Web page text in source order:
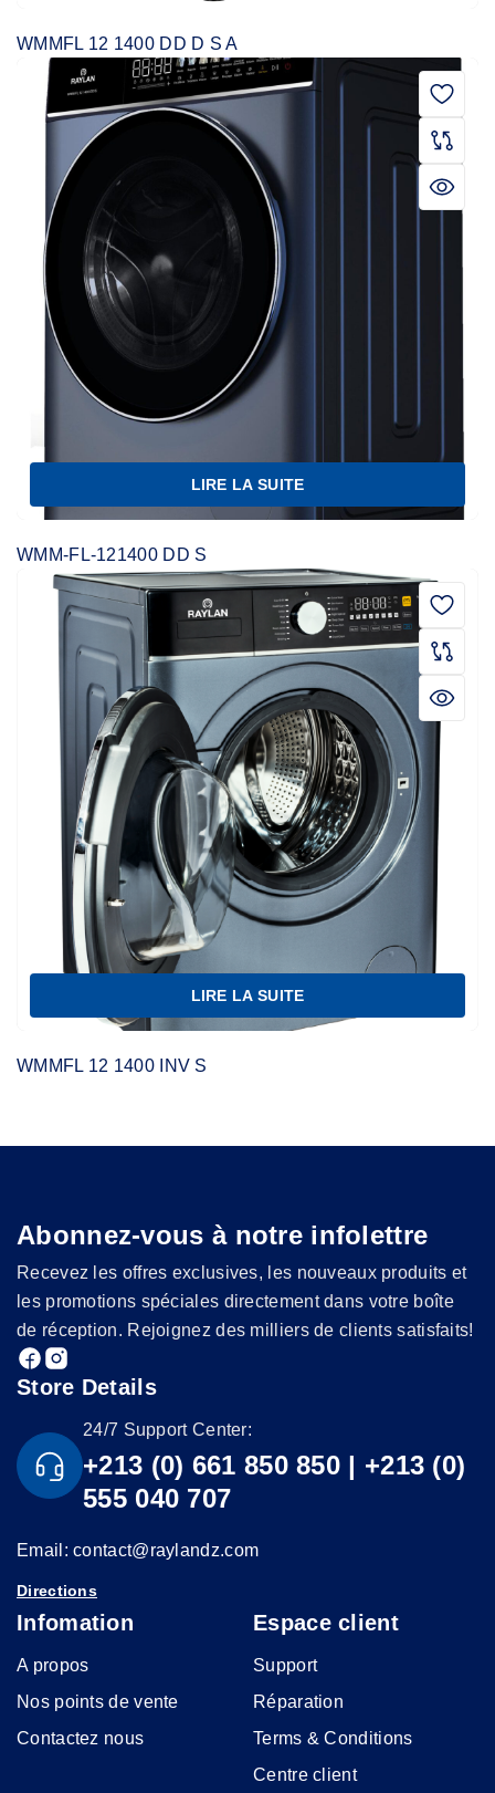
WMMFL 12 1400 DD D S A
LIRE LA SUITE
WMM-FL-121400 DD S
LIRE LA SUITE
WMMFL 12 1400 INV S
Abonnez-vous à notre infolettre
Recevez les offres exclusives, les nouveaux produits et
les promotions spéciales directement dans votre boîte
de réception. Rejoignez des milliers de clients satisfaits!
Store Details
24/7 Support Center:
+213 (0) 661 850 850 | +213 (0)
555 040 707
Email: contact@raylandz.com
Directions
Infomation
A propos
Nos points de vente
Contactez nous
Espace client
Support
Réparation
Terms & Conditions
Centre client